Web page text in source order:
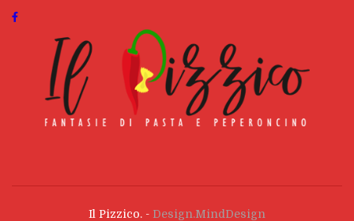
Il Pizzico. - Design.MindDesign